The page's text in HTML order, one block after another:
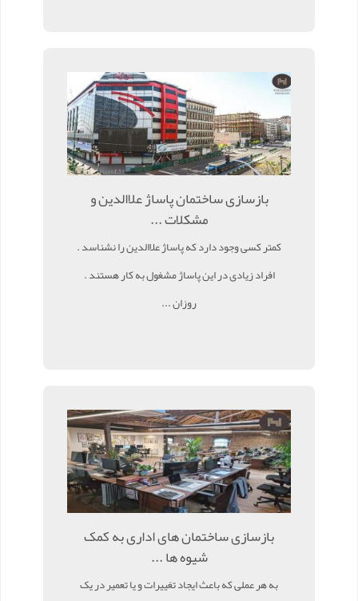
بازسازی ساختمان پاساژ علاالدین و
مشکلات ...
کمتر کسی وجود دارد که پاساژ علاالدین را نشناسد .
افراد زیادی در این پاساژ مشغول به کار هستند .
روزان ...
بازسازی ساختمان های اداری به کمک
شیوه ها ...
به هر عملی که باعث ایجاد تغییرات و یا تعمیر در یک